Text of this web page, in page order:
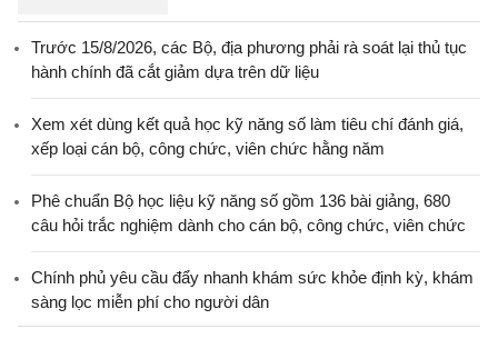
Trước 15/8/2026, các Bộ, địa phương phải rà soát lại thủ tục
hành chính đã cắt giảm dựa trên dữ liệu
Xem xét dùng kết quả học kỹ năng số làm tiêu chí đánh giá,
xếp loại cán bộ, công chức, viên chức hằng năm
Phê chuẩn Bộ học liệu kỹ năng số gồm 136 bài giảng, 680
câu hỏi trắc nghiệm dành cho cán bộ, công chức, viên chức
Chính phủ yêu cầu đẩy nhanh khám sức khỏe định kỳ, khám
sàng lọc miễn phí cho người dân